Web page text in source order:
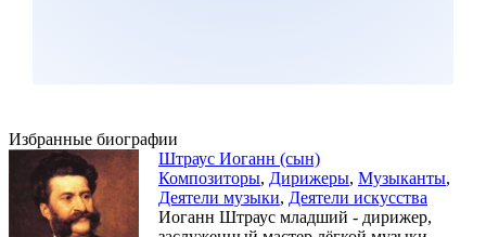
Избранные биографии
Штраус Иоганн (сын)
Композиторы, Дирижеры, Музыканты,
Деятели музыки, Деятели искусства
Иоганн Штраус младший - дирижер,